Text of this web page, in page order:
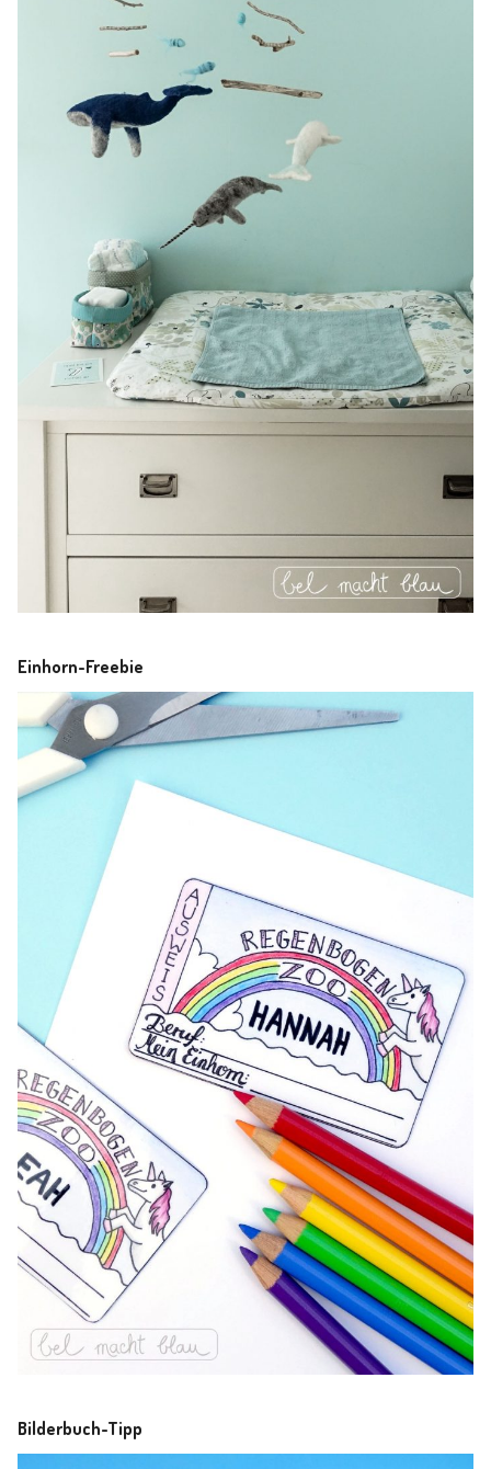
Einhorn-Freebie
Bilderbuch-Tipp